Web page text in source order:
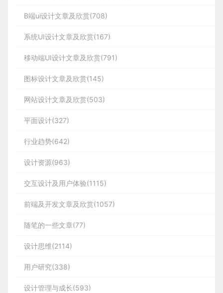
B端ui设计文章及欣赏(708)
系统UI设计文章及欣赏(167)
移动端UI设计文章及欣赏(791)
图标设计文章及欣赏(145)
网站设计文章及欣赏(503)
平面设计(327)
行业趋势(642)
设计资源(963)
交互设计及用户体验(1115)
前端及开发文章及欣赏(1057)
随笔的一些文章(77)
设计思维(2114)
用户研究(338)
设计管理与成长(593)